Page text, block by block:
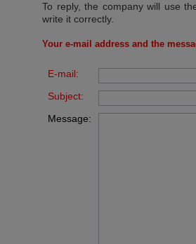
To reply, the company will use
write it correctly.
Your e-mail address and the
E-mail:
Subject:
Message: